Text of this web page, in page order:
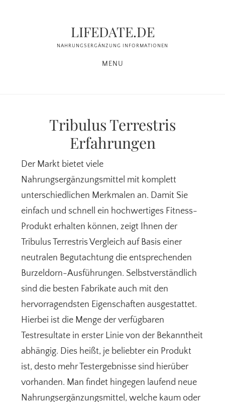
LIFEDATE.DE
NAHRUNGSERGÄNZUNG INFORMATIONEN
MENU
Tribulus Terrestris
Erfahrungen
Der Markt bietet viele
Nahrungsergänzungsmittel mit komplett
unterschiedlichen Merkmalen an. Damit Sie
einfach und schnell ein hochwertiges Fitness-
Produkt erhalten können, zeigt Ihnen der
Tribulus Terrestris Vergleich auf Basis einer
neutralen Begutachtung die entsprechenden
Burzeldorn-Ausführungen. Selbstverständlich
sind die besten Fabrikate auch mit den
hervorragendsten Eigenschaften ausgestattet.
Hierbei ist die Menge der verfügbaren
Testresultate in erster Linie von der Bekanntheit
abhängig. Dies heißt, je beliebter ein Produkt
ist, desto mehr Testergebnisse sind hierüber
vorhanden. Man findet hingegen laufend neue
Nahrungsergänzungsmittel, welche kaum oder